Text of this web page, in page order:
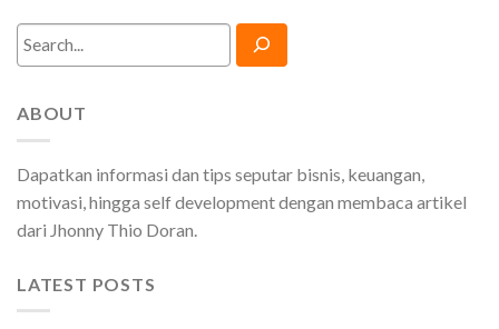
Search
ABOUT
Dapatkan informasi dan tips seputar bisnis, keuangan,
motivasi, hingga self development dengan membaca artikel
dari Jhonny Thio Doran.
LATEST POSTS